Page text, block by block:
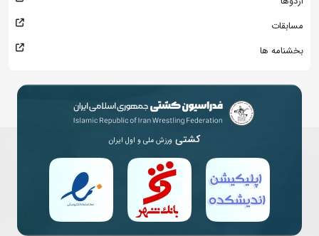
مسابقات
بخشنامه ها
کشتی ورزش ملی و اول ایران